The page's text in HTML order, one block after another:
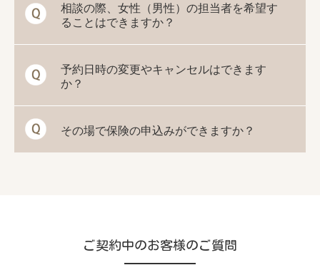
相談の際、女性（男性）の担当者を希望す
ることはできますか？
予約日時の変更やキャンセルはできます
か？
その場で保険の申込みができますか？
ご契約中のお客様のご質問